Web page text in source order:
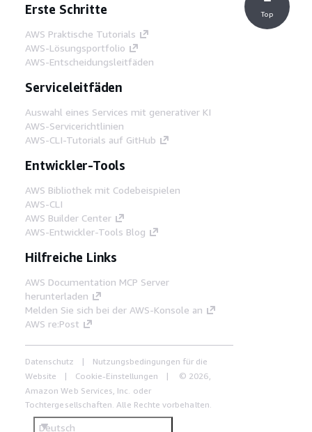
Erste Schritte
AWS Praktische Tutorials
AWS-Lösungsportfolio
AWS-Entscheidungsleitfäden
Serviceleitfäden
Auswahl eines Services mit generativer KI
AWS-Servicerichtlinien
AWS-CLI-Tutorials auf GitHub
Entwickler-Tools
AWS Bibliothek mit Codebeispielen
AWS-CLI
AWS Builder Center
AWS-Entwickler-Tools Blog
Hilfreiche Links
AWS Documentation MCP Server
herunterladen
Melden Sie sich bei der AWS-Konsole an
AWS re:Post
Datenschutz
Nutzungsbedingungen für die
Website
Cookie-Einstellungen
© 2026,
Amazon Web Services, Inc. oder
Tochtergesellschaften. Alle Rechte vorbehalten.
Deutsch
Top